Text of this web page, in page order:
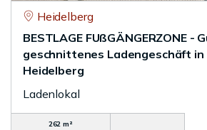
Heidelberg
BESTLAGE FUßGÄNGERZONE -
geschnittenes Ladengeschäft in
Heidelberg
Ladenlokal
262 m²